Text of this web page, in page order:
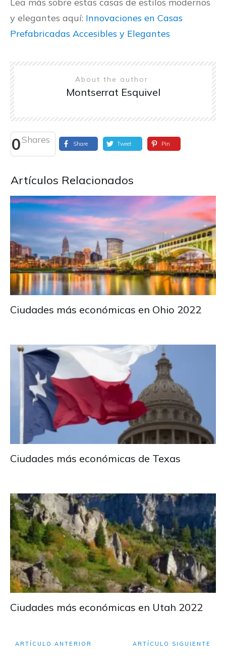
y elegantes aquí: Innovaciones en Casas
Prefabricadas Accesibles y Elegantes
About the author
Montserrat Esquivel
0Shares Share Tweet Pin
Artículos Relacionados
Ciudades más económicas en Ohio 2022
Ciudades más económicas de Texas
Ciudades más económicas en Utah 2022
ARTÍCULO ANTERIOR ARTÍCULO SIGUIENTE